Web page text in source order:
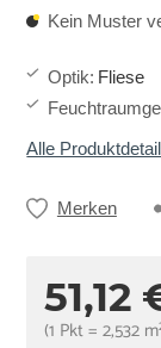
Kein Muster
Optik: Fliese
Alle
Merken
51,12
(1 Pkt = 2,532